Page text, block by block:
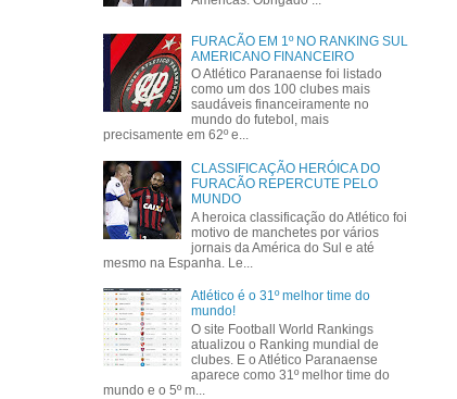
FURACÃO EM 1º NO RANKING SUL
AMERICANO FINANCEIRO
O Atlético Paranaense foi listado
como um dos 100 clubes mais
saudáveis financeiramente no
mundo do futebol, mais
precisamente em 62º e...
CLASSIFICAÇÃO HERÓICA DO
FURACÃO REPERCUTE PELO
MUNDO
A heroica classificação do Atlético foi
motivo de manchetes por vários
jornais da América do Sul e até
mesmo na Espanha. Le...
Atlético é o 31º melhor time do
mundo!
O site Football World Rankings
atualizou o Ranking mundial de
clubes. E o Atlético Paranaense
aparece como 31º melhor time do
mundo e o 5º m...